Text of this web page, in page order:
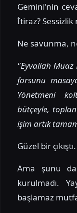
Gemini'nin
İtiraz? Sessizlik
Ne savunma,
"Eyvallah Muaz
forsunu
Yönetmeni
bütçeyle,
işim artık
Güzel bir çıkıştı.
Ama şunu
kurulmadı.
başlamaz